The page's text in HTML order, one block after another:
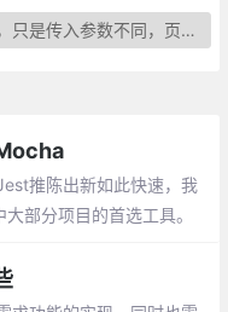
不同，页面不刷新的问题解决
推陈出新如此快速，我
部分项目的首选工具。